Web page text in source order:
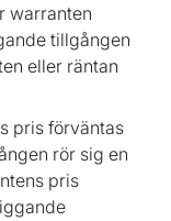
warranten
tillgången
eller räntan
pris förväntas
rör sig en
pris